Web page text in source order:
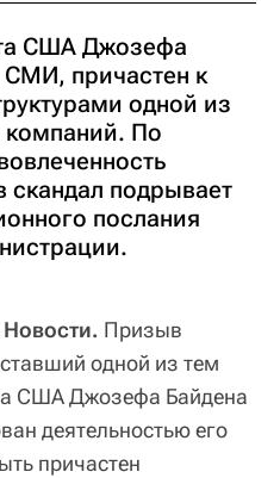
США Джозефа
причастен к
одной из
компаний. По
подрывает
послания
Призыв
одной из тем
США Джозефа Байдена
деятельностью его
причастен